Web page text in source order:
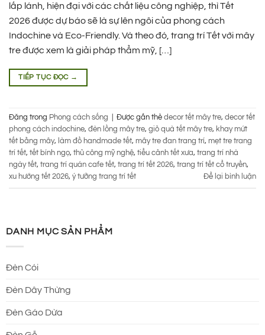
lấp lánh, hiện đại với các chất liệu công nghiệp, thì Tết
2026 được dự báo sẽ là sự lên ngôi của phong cách
Indochine và Eco-Friendly. Và theo đó, trang trí Tết với mây
tre được xem là giải pháp thẩm mỹ, […]
TIẾP TỤC ĐỌC →
Đăng trong Phong cách sống Được gắn thẻ decor tết mây tre, decor tết
phong cách indochine, đèn lồng mây tre, giỏ quà tết mây tre, khay mứt
tết bằng mây, làm đồ handmade tết, mây tre đan trang trí, mẹt tre trang
trí tết, tết bính ngọ, thủ công mỹ nghệ, tiểu cảnh tết xưa, trang trí nhà
ngày tết, trang trí quán cafe tết, trang trí tết 2026, trang trí tết cổ truyền,
xu hướng tết 2026, ý tưởng trang trí tết Để lại bình luận
DANH MỤC SẢN PHẨM
Đèn Cói
Đèn Dây Thừng
Đèn Gáo Dừa